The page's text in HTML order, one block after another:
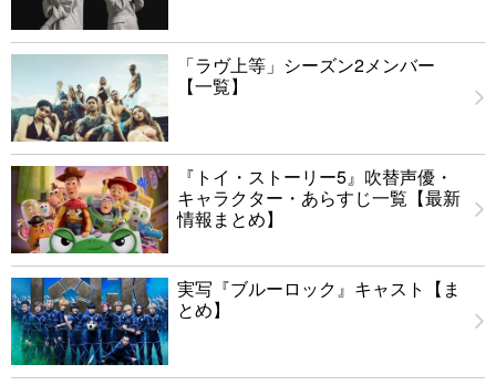
「ラヴ上等」シーズン2メンバー
【一覧】
『トイ・ストーリー5』吹替声優・
キャラクター・あらすじ一覧【最新
情報まとめ】
実写『ブルーロック』キャスト【ま
とめ】